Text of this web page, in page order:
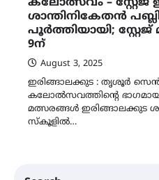
ശാന്തിനികേതൻ
പൂർത്തിയായി;
9ന്
August 3, 2025
ഇരിങ്ങാലക്കുട : തൃശൂർ
കലോൽസവത്തിന്റെ
മത്സരങ്ങൾ ഇരിങ്ങാലക്കുട
സ്കൂളിൽ…